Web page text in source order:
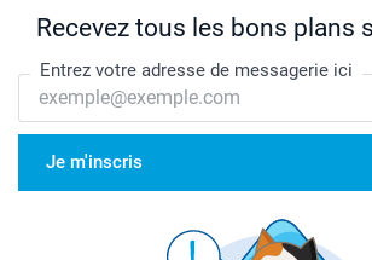
Recevez tous les bons plans
Entrez votre adresse de messagerie ici
Je m'inscris